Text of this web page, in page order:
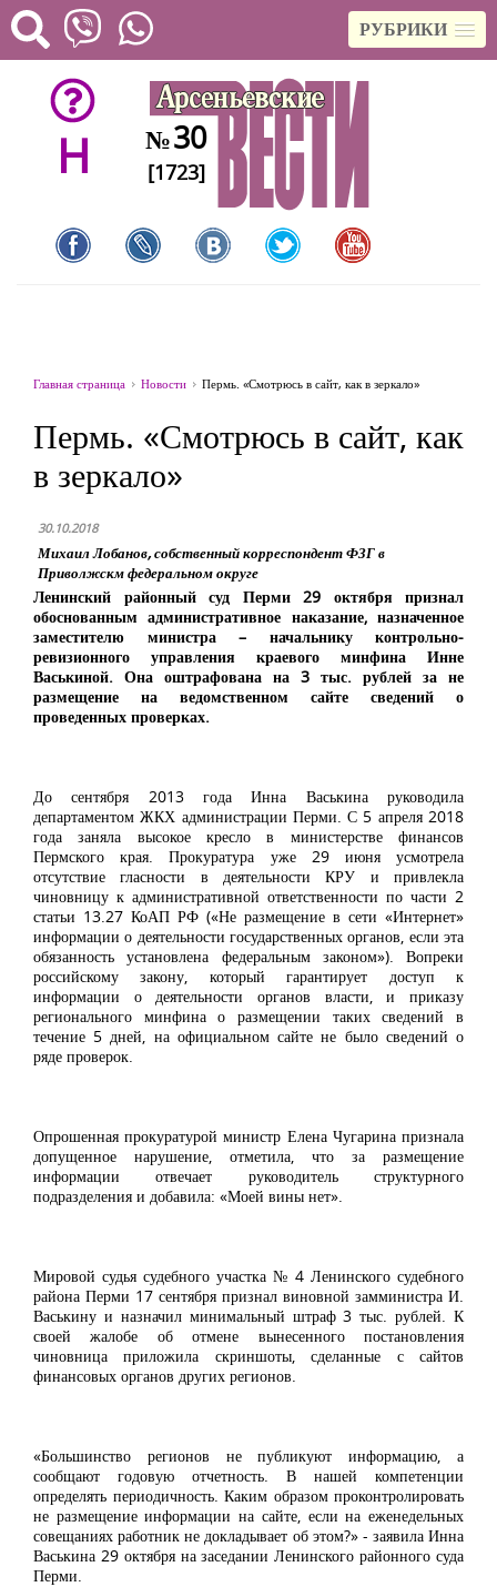
РУБРИКИ
H №30
[1723]
Главная страница Новости Пермь. «Смотрюсь в сайт, как в зеркало»
Пермь. «Смотрюсь в сайт, как
в зеркало»
30.10.2018
Михаил Лобанов, собственный корреспондент ФЗГ в
Приволжскм федеральном округе
Ленинский районный суд Перми 29 октября признал
обоснованным административное наказание, назначенное
заместителю министра – начальнику контрольно-
ревизионного управления краевого минфина Инне
Васькиной. Она оштрафована на 3 тыс. рублей за не
размещение на ведомственном сайте сведений о
проведенных проверках.
До сентября 2013 года Инна Васькина руководила
департаментом ЖКХ администрации Перми. С 5 апреля 2018
года заняла высокое кресло в министерстве финансов
Пермского края. Прокуратура уже 29 июня усмотрела
отсутствие гласности в деятельности КРУ и привлекла
чиновницу к административной ответственности по части 2
статьи 13.27 КоАП РФ («Не размещение в сети «Интернет»
информации о деятельности государственных органов, если эта
обязанность установлена федеральным законом»). Вопреки
российскому закону, который гарантирует доступ к
информации о деятельности органов власти, и приказу
регионального минфина о размещении таких сведений в
течение 5 дней, на официальном сайте не было сведений о
ряде проверок.
Опрошенная прокуратурой министр Елена Чугарина признала
допущенное нарушение, отметила, что за размещение
информации отвечает руководитель структурного
подразделения и добавила: «Моей вины нет».
Мировой судья судебного участка № 4 Ленинского судебного
района Перми 17 сентября признал виновной замминистра И.
Васькину и назначил минимальный штраф 3 тыс. рублей. К
своей жалобе об отмене вынесенного постановления
чиновница приложила скриншоты, сделанные с сайтов
финансовых органов других регионов.
«Большинство регионов не публикуют информацию, а
сообщают годовую отчетность. В нашей компетенции
определять периодичность. Каким образом проконтролировать
не размещение информации на сайте, если на еженедельных
совещаниях работник не докладывает об этом?» - заявила Инна
Васькина 29 октября на заседании Ленинского районного суда
Перми.